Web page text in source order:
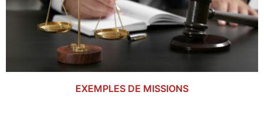
EXEMPLES DE MISSIONS